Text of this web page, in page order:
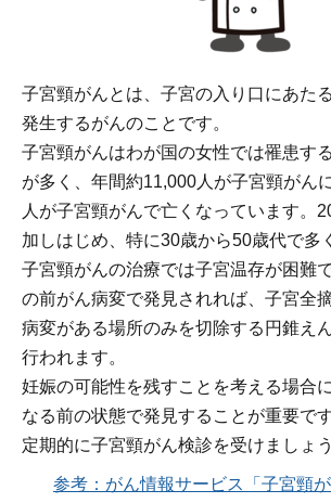
子宮頸がんとは、子宮の入り口にあた
発生するがんのことです。
子宮頸がんはわが国の女性では罹患す
が多く、年間約11,000人が子宮頸がん
人が子宮頸がんで亡くなっています。
加しはじめ、特に30歳から50歳代で多
子宮頸がんの治療では子宮温存が困難
の前がん病変で発見されれば、子宮全
病変がある場所のみを切除する円錐え
行われます。
妊娠の可能性を残すことを考える場合
なる前の状態で発見することが重要です
定期的に子宮頸がん検診を受けましょう
参考：がん情報サービス「子宮頸が